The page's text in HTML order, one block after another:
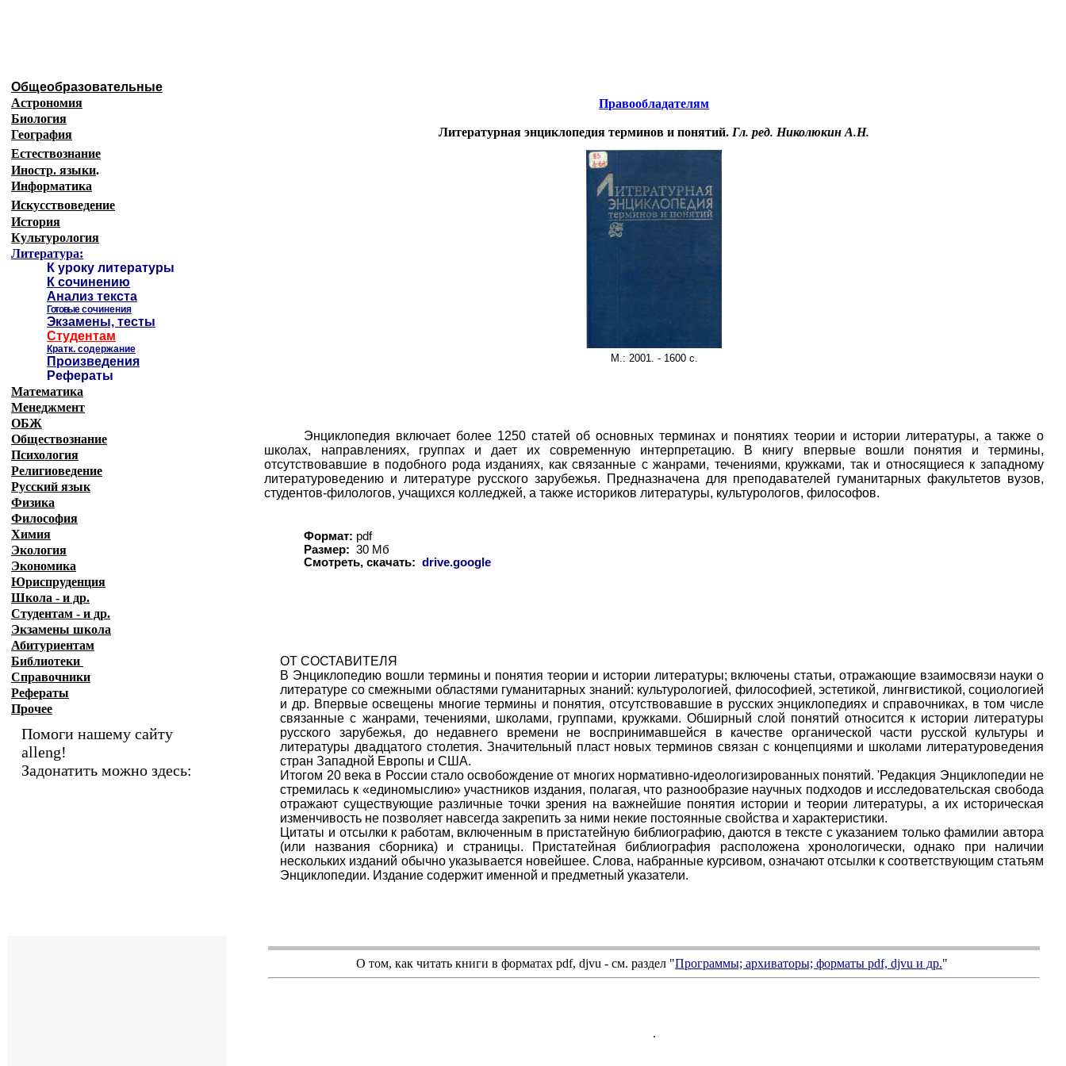
Правообладателям
Литературная энциклопедия терминов и понятий.Гл. ред. Николюкин А.Н.
М.: 2001. - 1600 с.
Энциклопедия включает более 1250 статей об основных терминах и понятиях теории и истории литературы, а также о
школах, направлениях, группах и дает их современную интерпретацию. В книгу впервые вошли понятия и термины,
отсутствовавшие в подобного рода изданиях, как связанные с жанрами, течениями, кружками, так и относящиеся к западному
литературоведению и литературе русского зарубежья. Предназначена для преподавателей гуманитарных факультетов вузов,
студентов-филологов, учащихся колледжей, а также историков литературы, культурологов, философов.
Формат: pdf
Размер: 30 Мб
Смотреть, скачать: drive.google
ОТ СОСТАВИТЕЛЯ
В Энциклопедию вошли термины и понятия теории и истории литературы; включены статьи, отражающие взаимосвязи науки о
литературе со смежными областями гуманитарных знаний: культурологией, философией, эстетикой, лингвистикой, социологией
и др. Впервые освещены многие термины и понятия, отсутствовавшие в русских энциклопедиях и справочниках, в том числе
связанные с жанрами, течениями, школами, группами, кружками. Обширный слой понятий относится к истории литературы
русского зарубежья, до недавнего времени не воспринимавшейся в качестве органической части русской культуры и
литературы двадцатого столетия. Значительный пласт новых терминов связан с концепциями и школами литературоведения
стран Западной Европы и США.
Итогом 20 века в России стало освобождение от многих нормативно-идеологизированных понятий. 'Редакция Энциклопедии не
стремилась к «единомыслию» участников издания, полагая, что разнообразие научных подходов и исследовательская свобода
отражают существующие различные точки зрения на важнейшие понятия истории и теории литературы, а их историческая
изменчивость не позволяет навсегда закрепить за ними некие постоянные свойства и характеристики.
Цитаты и отсылки к работам, включенным в пристатейную библиографию, даются в тексте с указанием только фамилии автора
(или названия сборника) и страницы. Пристатейная библиография расположена хронологически, однако при наличии
нескольких изданий обычно указывается новейшее. Слова, набранные курсивом, означают отсылки к соответствующим статьям
Энциклопедии. Издание содержит именной и предметный указатели.
О том, как читать книги в форматахpdf,djvu - см. раздел "Программы; архиваторы; форматыpdf, djvuи др."
.
Общеобразовательные
Астрономия
Биология
География
Естествознание
Иностр. языки.
Информатика
Искусствоведение
История
Культурология
Литература:
К уроку литературы
К сочинению
Анализ текста
Готовыесочинения
Экзамены, тесты
Студентам
Кратк. содержание
Произведения
Рефераты
Математика
Менеджмент
ОБЖ
Обществознание
Психология
Религиоведение
Русский язык
Физика
Философия
Химия
Экология
Экономика
Юриспруденция
Школа - и др.
Студентам - и др.
Экзамены школа
Абитуриентам
Библиотеки
Справочники
Рефераты
Прочее
Помоги нашему сайту
alleng!
Задонатить можно здесь: